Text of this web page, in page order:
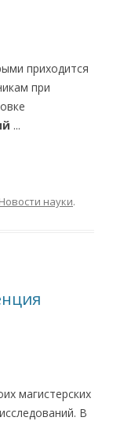
приходится
при
...
Новости науки.
магистерских
В